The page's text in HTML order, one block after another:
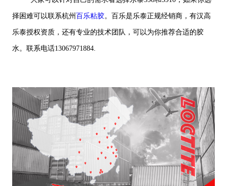
择困难可以联系杭州 百乐粘胶。百乐是乐泰正规经销商，有汉高
乐泰授权资质，还有专业的技术团队，可以为你推荐合适的胶
水。联系电话13067971884.